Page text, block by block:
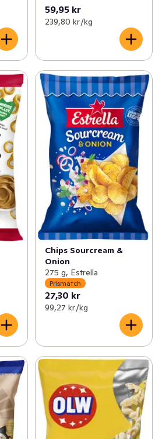
59,95 kr
239,80 kr /kg
Chips Sourcream &
Onion
275 g, Estrella
Prismatch
27,30 kr
99,27 kr /kg